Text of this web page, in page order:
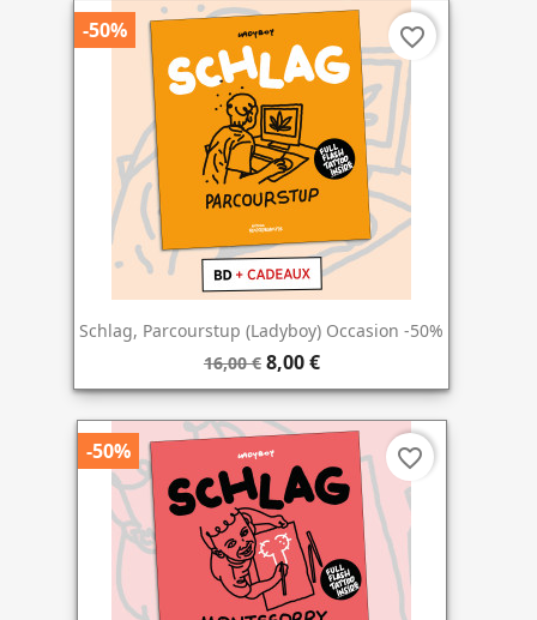
Schlag, Parcourstup (Ladyboy) Occasion -50%
16,00 € 8,00 €
-50% favorite_border
-50% favorite_border